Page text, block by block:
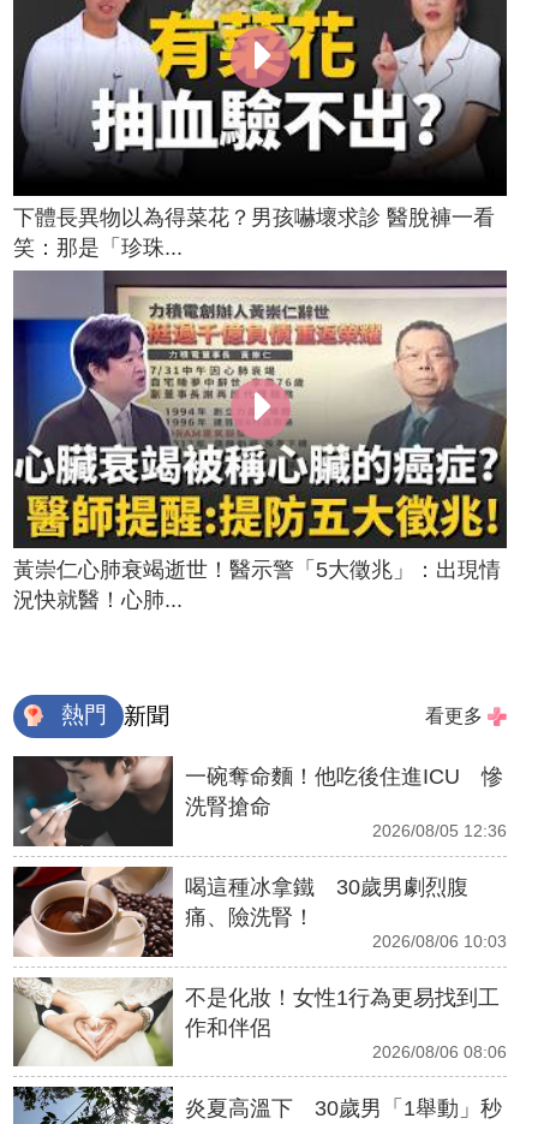
下體長異物以為得菜花？男孩嚇壞求診 醫脫褲一看
笑：那是「珍珠...
黃崇仁心肺衰竭逝世！醫示警「5大徵兆」：出現情
況快就醫！心肺...
熱門 新聞 看更多
一碗奪命麵！他吃後住進ICU 慘
洗腎搶命
2026/08/05 12:36
喝這種冰拿鐵 30歲男劇烈腹
痛、險洗腎！
2026/08/06 10:03
不是化妝！女性1行為更易找到工
作和伴侶
2026/08/06 08:06
炎夏高溫下 30歲男「1舉動」秒